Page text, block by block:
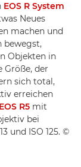
EOS R System
Neues
machen und
bewegst,
Objekten in
Größe, der
sich total,
erreichen
R5 mit
bei
und ISO 125. ©